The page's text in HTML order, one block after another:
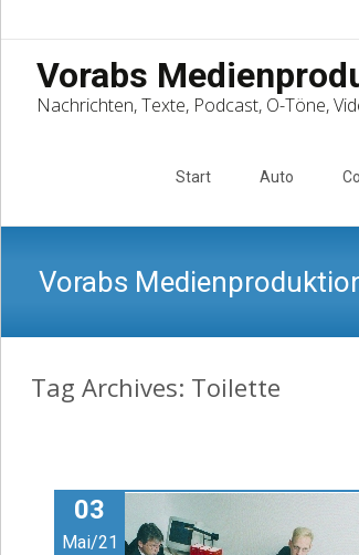
Vorabs
Nachrichten, Texte, Podcast, O-Töne,
Start Auto
Vorabs
Tag Archives: Toilette
03
Mai/21